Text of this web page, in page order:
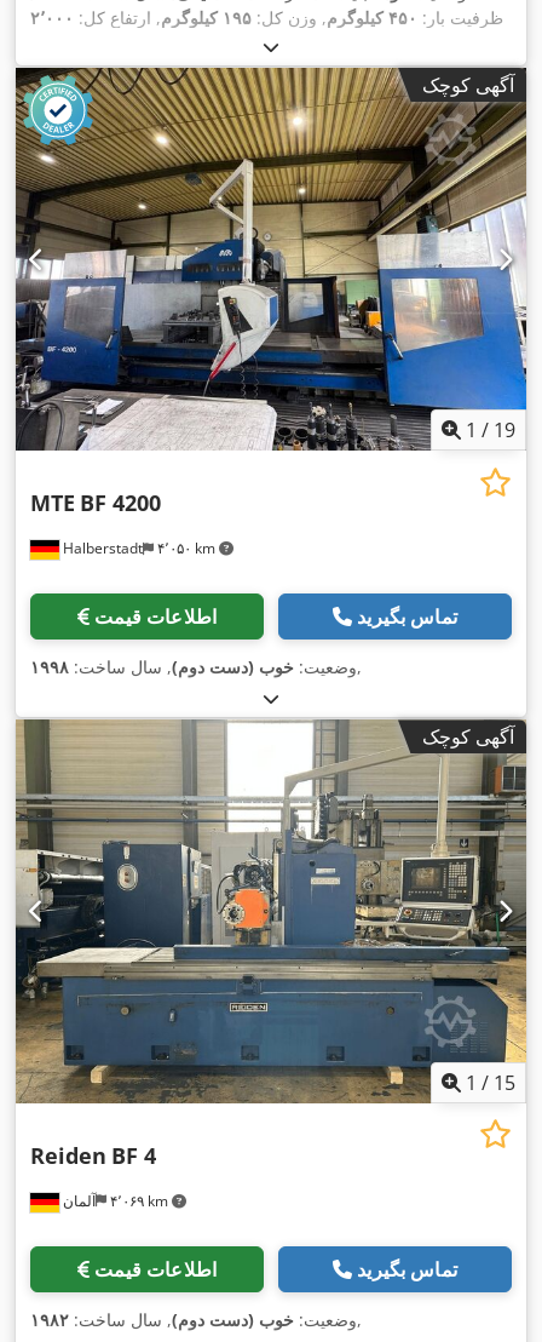
ظرفیت بار: ۴۵۰ کیلوگرم , وزن کل: ۱۹۵ کیلوگرم , ارتفاع کل: ۲٬۰۰۰
۱٬۸۰۰ میلی‌متر
آگهی کوچک
1 / 19
Halberstadt ۴٬۰۵۰ km
MTE BF 4200
اطلاعات قیمت تماس بگیرید
وضعیت: خوب (دست دوم), سال ساخت: ۱۹۹۸ ,
آگهی کوچک
1 / 15
آلمان ۴٬۰۶۹ km
Reiden BF 4
اطلاعات قیمت تماس بگیرید
وضعیت: خوب (دست دوم), سال ساخت: ۱۹۸۲ ,